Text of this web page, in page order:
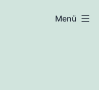
Menü